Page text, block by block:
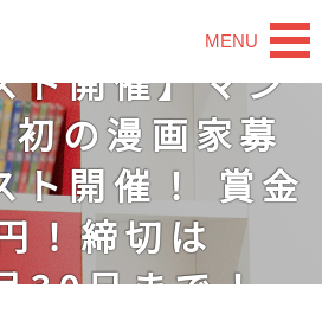
MENU
ト開催】マン
の漫画家募
ト開催！ 賞金
！締切は
30日まで！